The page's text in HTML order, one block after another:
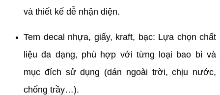
và thiết kế dễ nhận diện.
Tem decal nhựa, giấy, kraft, bạc: Lựa chọn chất
liệu đa dạng, phù hợp với từng loại bao bì và
mục đích sử dụng (dán ngoài trời, chịu nước,
chống trầy…).